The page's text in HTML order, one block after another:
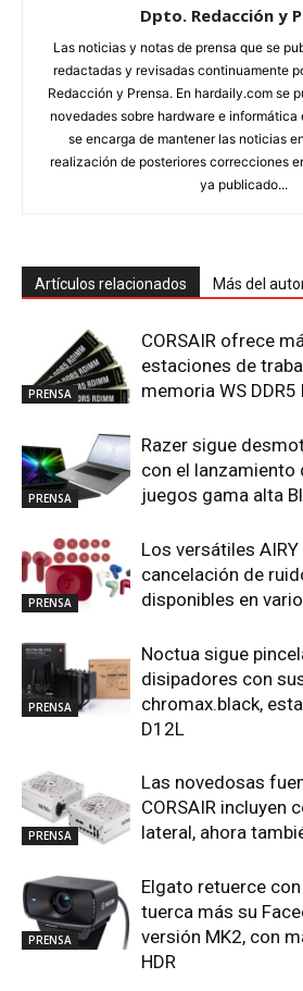
Dpto. Redacción y
Las noticias y notas de prensa que se
redactadas y revisadas continuamente
Redacción y Prensa. En hardaily.com se
novedades sobre hardware e informática
se encarga de mantener las noticias
realización de posteriores correcciones
ya publicado...
Artículos relacionados Más del
PRENSA
CORSAIR ofrece
estaciones de
memoria WS DDR5
PRENSA
Razer sigue
con el lanzamiento
juegos gama alta
PRENSA
Los versátiles
cancelación de
disponibles en
PRENSA
Noctua sigue
disipadores con
chromax.black,
D12L
PRENSA
Las novedosas
CORSAIR incluyen
lateral, ahora
PRENSA
Elgato retuerce
tuerca más su
versión MK2, con
HDR